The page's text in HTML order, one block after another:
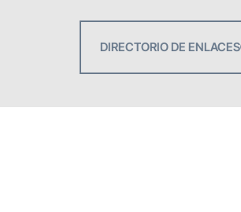
DIRECTORIO DE ENLACES